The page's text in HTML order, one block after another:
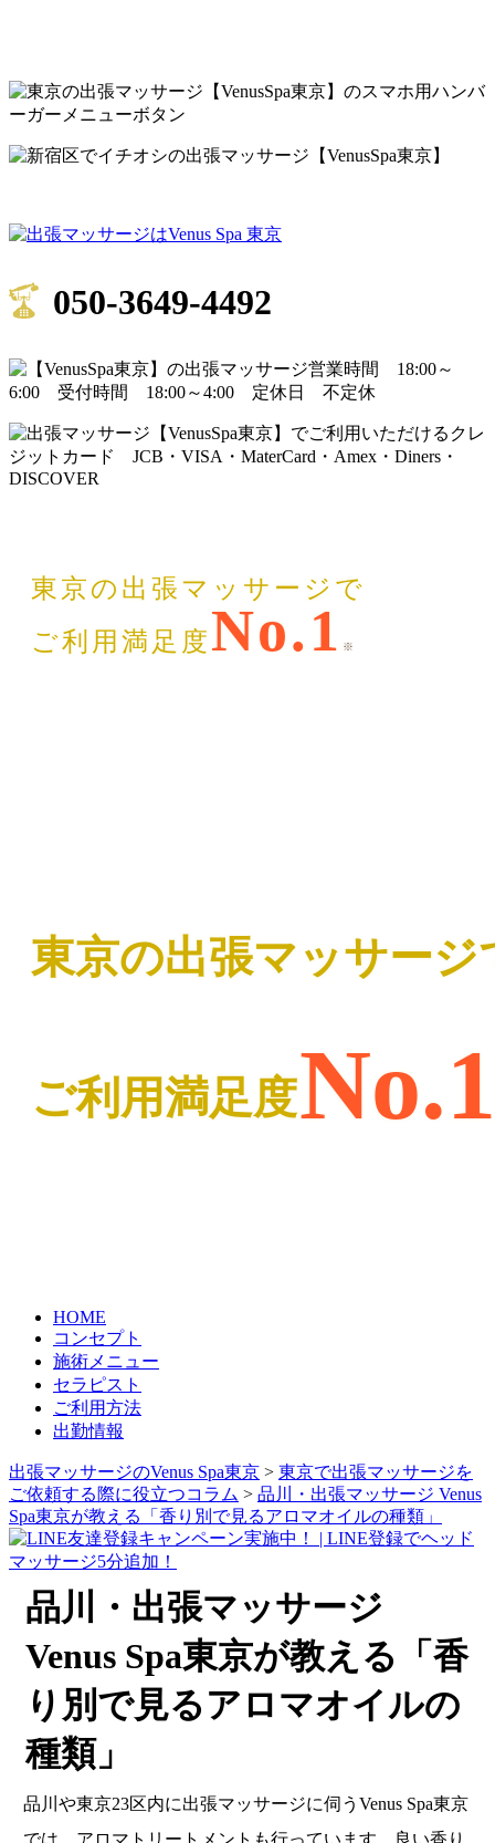
050-3649-4492
東京の出張マッサージで
ご利用満足度No.1 ※
東京の出張マッサージ
ご利用満足度No.1
HOME
コンセプト
施術メニュー
セラピスト
ご利用方法
出勤情報
出張マッサージのVenus Spa東京 > 東京で出張マッサージを
ご依頼する際に役立つコラム > 品川・出張マッサージ Venus
Spa東京が教える「香り別で見るアロマオイルの種類」
品川・出張マッサージ
Venus Spa東京が教える「香
り別で見るアロマオイルの
種類」
品川や東京23区内に出張マッサージに伺うVenus Spa東京
では、アロマトリートメントも行っています。良い香り